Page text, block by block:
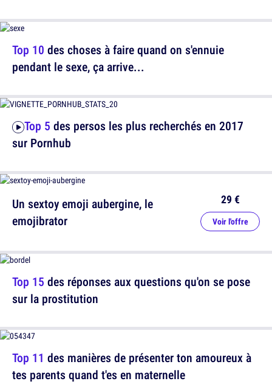
Top 5 des persos les plus recherchés en 2017
sur Pornhub
Top 15 des réponses aux questions qu'on se pose
sur la prostitution
Top 10 des choses à faire quand on s'ennuie
pendant le sexe, ça arrive...
Un sextoy emoji aubergine, le
emojibrator
29 €
Voir l'offre
Top 11 des manières de présenter ton amoureux à
tes parents quand t'es en maternelle